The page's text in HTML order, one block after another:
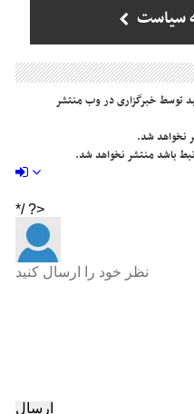
سیاست
توسط خبرگزاری در وب منتشر
نخواهد شد.
باشد منتشر نخواهد شد.